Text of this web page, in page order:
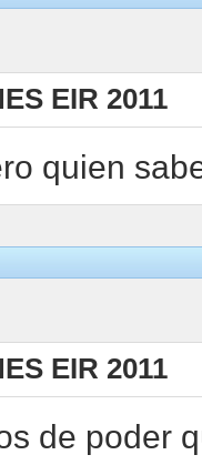
EIR 2011
quien
EIR 2011
de poder